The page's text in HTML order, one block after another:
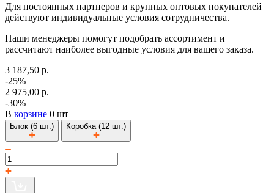
Для постоянных партнеров и крупных оптовых покупателей
действуют индивидуальные условия сотрудничества.
Наши менеджеры помогут подобрать ассортимент и
рассчитают наиболее выгодные условия для вашего заказа.
3 187,50 р.
-25%
2 975,00 р.
-30%
В корзине 0 шт
Блок (6 шт.) Коробка (12 шт.)